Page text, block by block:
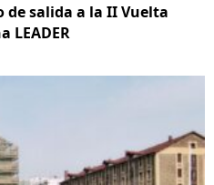
de salida a la II Vuelta
LEADER